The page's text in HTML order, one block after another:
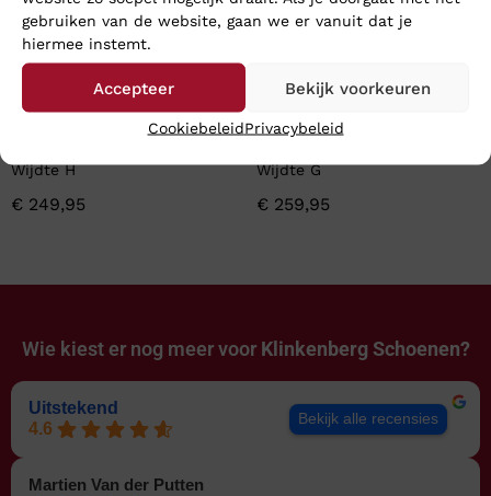
gebruiken van de website, gaan we er vanuit dat je
hiermee instemt.
Accepteer Bekijk voorkeuren
CookiebeleidPrivacybeleid
Wijdte H
€ 249,95
Wijdte G
€ 259,95
Wie kiest er nog meer voor Klinkenberg Schoenen?
Uitstekend
4.6
Bekijk alle recensies
Martien Van der Putten